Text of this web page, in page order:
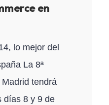
en
lo mejor del
La 8ª
tendrá
días 8 y 9 de